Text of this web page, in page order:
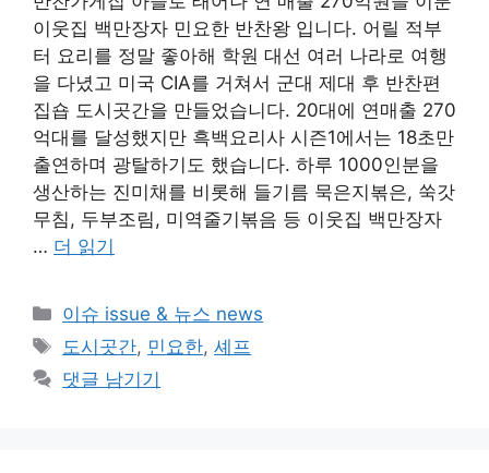
이웃집 백만장자 민요한 반찬왕 입니다. 어릴 적부
터 요리를 정말 좋아해 학원 대선 여러 나라로 여행
을 다녔고 미국 CIA를 거쳐서 군대 제대 후 반찬편
집숍 도시곳간을 만들었습니다. 20대에 연매출 270
억대를 달성했지만 흑백요리사 시즌1에서는 18초만
출연하며 광탈하기도 했습니다. 하루 1000인분을
생산하는 진미채를 비롯해 들기름 묵은지볶은, 쑥갓
무침, 두부조림, 미역줄기볶음 등 이웃집 백만장자
… 더 읽기
카
테
리
이슈 issue & 뉴스 news
태
그
도시곳간, 민요한,셰프
댓글 남기기